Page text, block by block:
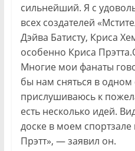
сильнейший. Я с
всех создателей
Дэйва Батисту, Криса
особенно Криса
Многие мои фанаты
бы нам сняться в одном
прислушиваюсь к
есть несколько идей.
доске в моем
Прэтт», — заявил он.